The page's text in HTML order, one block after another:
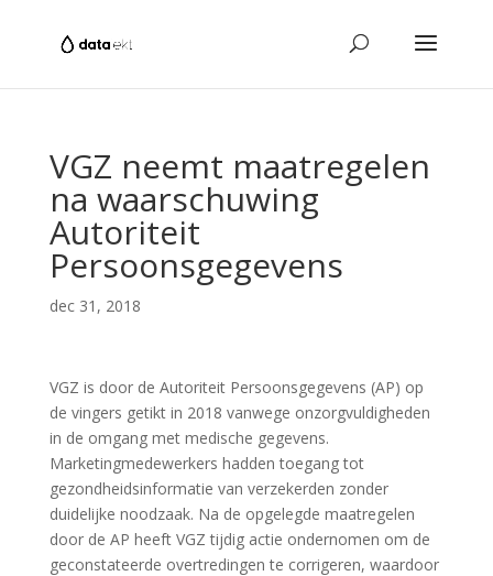
VGZ neemt maatregelen
na waarschuwing
Autoriteit
Persoonsgegevens
dec 31, 2018
VGZ is door de Autoriteit Persoonsgegevens (AP) op
de vingers getikt in 2018 vanwege onzorgvuldigheden
in de omgang met medische gegevens.
Marketingmedewerkers hadden toegang tot
gezondheidsinformatie van verzekerden zonder
duidelijke noodzaak. Na de opgelegde maatregelen
door de AP heeft VGZ tijdig actie ondernomen om de
geconstateerde overtredingen te corrigeren, waardoor